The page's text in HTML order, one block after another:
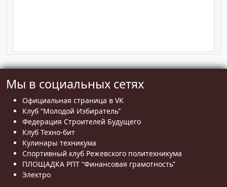
Мы в социальных сетях
Официальная страница в VK
Клуб “Молодой Избиратель”
Федерация Строителей Будущего
Клуб Техно-бит
Кулинары техникума
Спортивный клуб Режевского политехникума
ПЛОЩАДКА РПТ “Финансовая грамотность”
Электро